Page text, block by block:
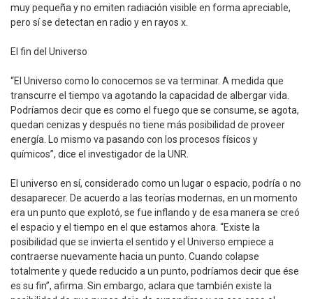
muy pequeña y no emiten radiación visible en forma apreciable,
pero sí se detectan en radio y en rayos x.
El fin del Universo
“El Universo como lo conocemos se va terminar. A medida que
transcurre el tiempo va agotando la capacidad de albergar vida.
Podríamos decir que es como el fuego que se consume, se agota,
quedan cenizas y después no tiene más posibilidad de proveer
energía. Lo mismo va pasando con los procesos físicos y
químicos”, dice el investigador de la UNR.
El universo en sí, considerado como un lugar o espacio, podría o no
desaparecer. De acuerdo a las teorías modernas, en un momento
era un punto que explotó, se fue inflando y de esa manera se creó
el espacio y el tiempo en el que estamos ahora. “Existe la
posibilidad que se invierta el sentido y el Universo empiece a
contraerse nuevamente hacia un punto. Cuando colapse
totalmente y quede reducido a un punto, podríamos decir que ése
es su fin”, afirma. Sin embargo, aclara que también existe la